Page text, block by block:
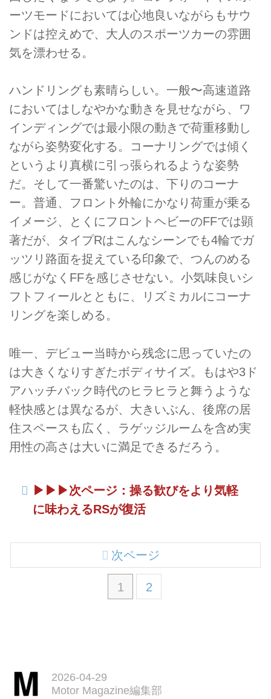
ーツモードにおいては心地良いながらもサウ
ンドは控えめで、大人のスポーツカーの雰囲
気を漂わせる。
ハンドリングも素晴らしい。一般〜高速道路
においてはしなやかな動きを見せながら、ワ
インディングでは最小限の動きで荷重移動し
ながら姿勢変化する。コーナリングでは傾く
というより真横に引っ張られるような姿勢
だ。そして一番驚いたのは、下りのコーナ
ー。普通、フロント外輪にかなり荷重が乗る
イメージ、とくにフロントヘビーのFFでは顕
著だが、タイプRはこんなシーンでも4輪でガ
ッツリ路面を捉えている印象で、つんのめる
感じがなくFFを感じさせない。小気味良いシ
フトフィールとともに、リズミカルにコーナ
リングを楽しめる。
唯一、デビュー当時から残念に思っていたの
は大きくなりすぎたボディサイズ。もはや3ド
アハッチバック時代のヒラヒラと舞うような
軽快感とは異なるが、大きいぶん、後席の居
住スペースも広く、ラゲッジルームを含め実
用性の高さは大いに満足できるだろう。
▶︎▶︎▶︎次ページ：操る歓びをより気軽
に味わえるRSが復活
1 2
次ページ
2026-04-29
Motor Magazine編集部